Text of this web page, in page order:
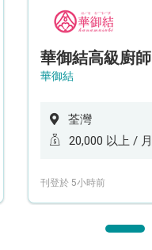
華御結
荃灣
20,000 以上 /
刊登於 5小時前